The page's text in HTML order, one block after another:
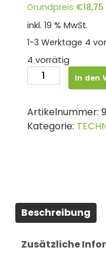
Grundpreis €18,75
inkl. 19 % MwSt.
1-3 Werktage 4
4 vorrätig
Petec
400
g
In den
Artikelnummer:
Kategorie:
Beschreibung
Zusätzliche